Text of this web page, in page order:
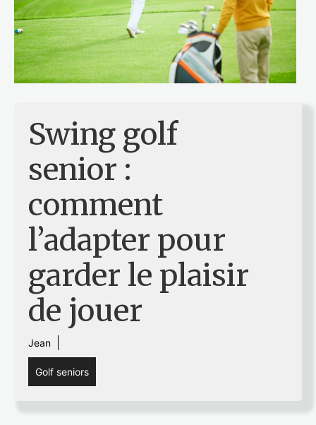
Swing golf
senior :
comment
l’adapter pour
garder le plaisir
de jouer
Jean
Golf seniors